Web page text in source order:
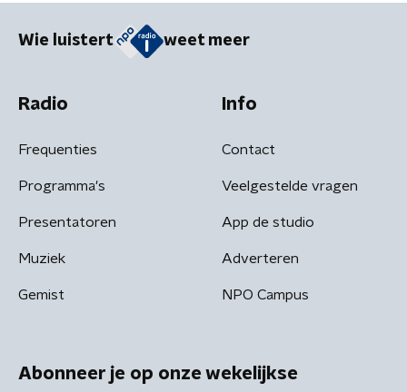
Wie luistert weet meer
Radio
Frequenties
Programma's
Presentatoren
Muziek
Gemist
Info
Contact
Veelgestelde vragen
App de studio
Adverteren
NPO Campus
Abonneer je op onze wekelijkse